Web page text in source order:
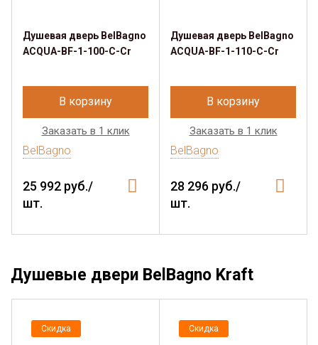
Душевая дверь BelBagno
ACQUA-BF-1-100-C-Cr
В корзину
Заказать в 1 клик
BelBagno
25 992 руб./
шт.
Душевая дверь BelBagno
ACQUA-BF-1-110-C-Cr
В корзину
Заказать в 1 клик
BelBagno
28 296 руб./
шт.
Душевые двери BelBagno Kraft
Скидка Скидка